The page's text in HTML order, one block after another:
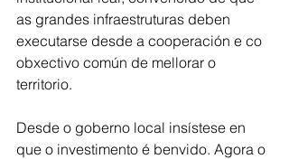
as grandes infraestruturas deben
executarse desde a cooperación e co
obxectivo común de mellorar o
territorio.
Desde o goberno local insístese en
que o investimento é benvido. Agora o